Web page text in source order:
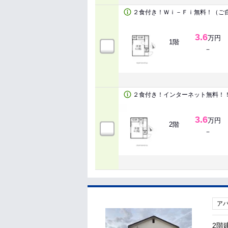
２食付き！Ｗｉ－Ｆｉ無料！（ご
1階 3.6万円
－
２食付き！インターネット無料
2階 3.6万円
－
ア
2階